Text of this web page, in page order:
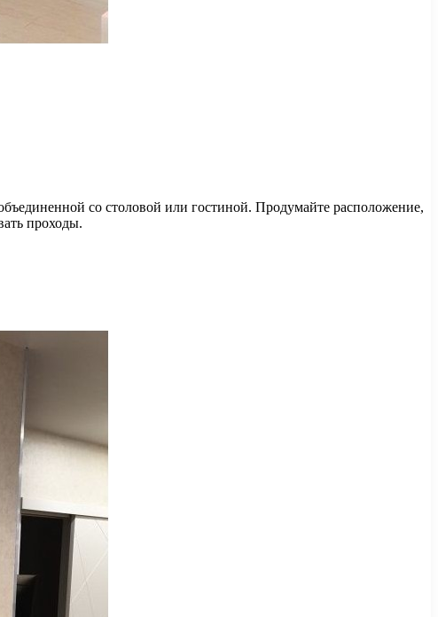
со столовой или гостиной. Продумайте расположение,
проходы.